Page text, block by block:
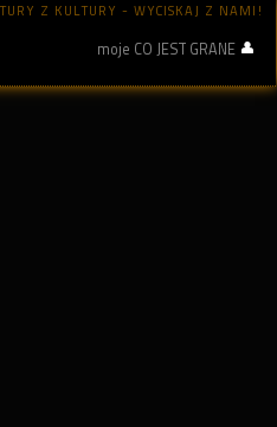
Z KULTURY - WYCISKAJ Z NAMI!
moje CO JEST GRANE